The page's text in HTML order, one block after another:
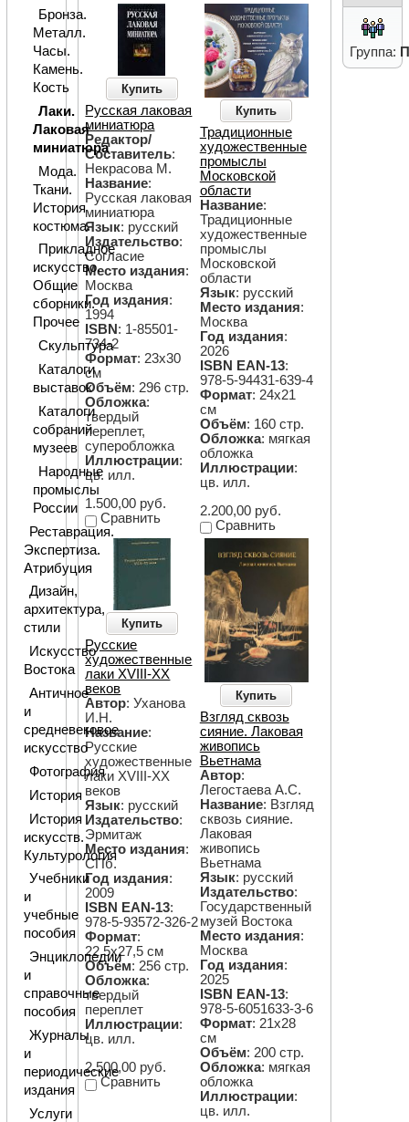
Купить
Русская лаковая
миниатюра
Редактор/
Составитель:
Некрасова М.
Название:
Русская лаковая
миниатюра
Язык: русский
Издательство:
Согласие
Место издания:
Москва
Год издания:
1994
ISBN : 1-85501-
734-2
Формат: 23х30
см
Объём: 296 стр.
Обложка:
твердый
переплет,
суперобложка
Иллюстрации:
цв. илл.
1.500,00 руб.
Сравнить
Купить
Традиционные
художественные
промыслы
Московской
области
Название:
Традиционные
художественные
промыслы
Московской
области
Язык: русский
Место издания:
Москва
Год издания:
2026
ISBN EAN-13:
978-5-94431-639-4
Формат: 24х21
см
Объём: 160 стр.
Обложка: мягкая
обложка
Иллюстрации:
цв. илл.
2.200,00 руб.
Сравнить
Купить
Русские
художественные
лаки XVIII-XX
веков
Автор: Уханова
И.Н.
Название:
Русские
художественные
лаки XVIII-XX
веков
Язык: русский
Издательство:
Эрмитаж
Место издания:
СПб.
Год издания:
2009
ISBN EAN-13:
978-5-93572-326-2
Формат:
22,5х27,5 см
Объём: 256 стр.
Обложка:
твердый
переплет
Иллюстрации:
цв. илл.
2.500,00 руб.
Сравнить
Купить
Взгляд сквозь
сияние. Лаковая
живопись
Вьетнама
Автор:
Легостаева А.С.
Название: Взгляд
сквозь сияние.
Лаковая
живопись
Вьетнама
Язык: русский
Издательство:
Государственный
музей Востока
Место издания:
Москва
Год издания:
2025
ISBN EAN-13:
978-5-6051633-3-6
Формат: 21х28
см
Объём: 200 стр.
Обложка: мягкая
обложка
Иллюстрации:
цв. илл.
Бронза.
Металл.
Часы.
Камень.
Кость
Лаки.
Лаковая
миниатюра
Мода.
Ткани.
История
костюма.
Прикладное
искусство.
Общие
сборники.
Прочее
Скульптура
Каталоги
выставок
Каталоги
собраний
музеев
Народные
промыслы
России
Реставрация.
Экспертиза.
Атрибуция
Дизайн,
архитектура,
стили
Искусство
Востока
Античное
и
средневековое
искусство
Фотография
История
История
искусств.
Культурология
Учебники
и
учебные
пособия
Энциклопедии
и
справочные
пособия
Журналы
и
периодические
издания
Услуги
Группа: